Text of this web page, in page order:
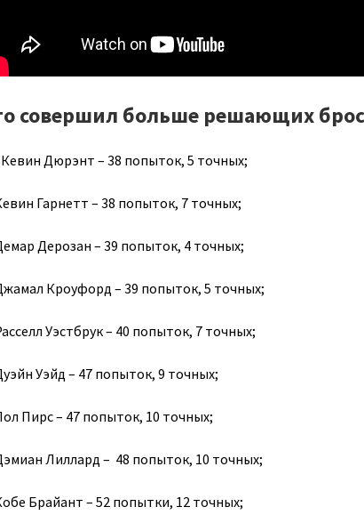
совершил больше решающих
Кевин Дюрэнт – 38 попыток, 5 точных;
Гарнетт – 38 попыток, 7 точных;
Дерозан – 39 попыток, 4 точных;
Кроуфорд – 39 попыток, 5 точных;
Уэстбрук – 40 попыток, 7 точных;
Уэйд – 47 попыток, 9 точных;
Пирс – 47 попыток, 10 точных;
Лиллард – 48 попыток, 10 точных;
Брайант – 52 попытки, 12 точных;